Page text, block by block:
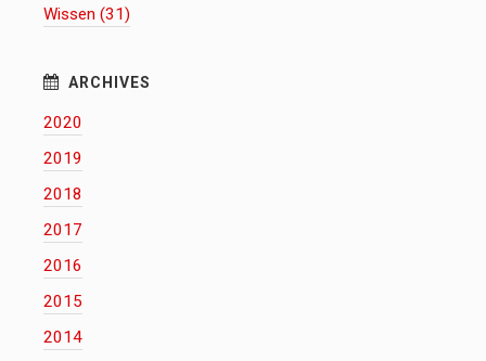
Wissen (31)
2020
2019
2018
2017
2016
2015
2014